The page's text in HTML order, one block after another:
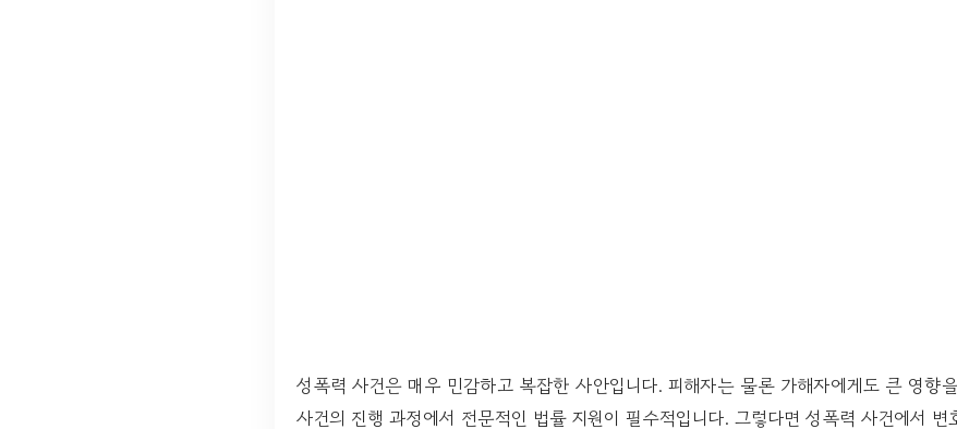
성폭력 사건은 매우 민감하고 복잡한 사안입니다. 피해자는 물론 가해자에게도 큰 영향
사건의 진행 과정에서 전문적인 법률 지원이 필수적입니다. 그렇다면 성폭력 사건에서